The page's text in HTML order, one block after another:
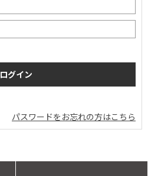
パスワードをお忘れの方はこちら